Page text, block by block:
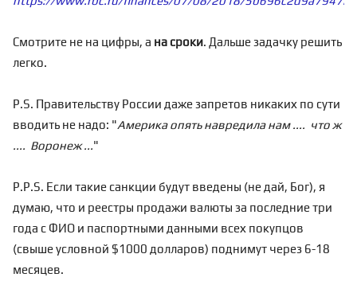
Смотрите не на цифры, а на сроки. Дальше задачку решить
легко.
P.S. Правительству России даже запретов никаких по сути
вводить не надо: "Америка опять навредила нам .... что ж
.... Воронеж ..."
P.P.S. Если такие санкции будут введены (не дай, Бог), я
думаю, что и реестры продажи валюты за последние три
года с ФИО и паспортными данными всех покупцов
(свыше условной $1000 долларов) поднимут через 6-18
месяцев.